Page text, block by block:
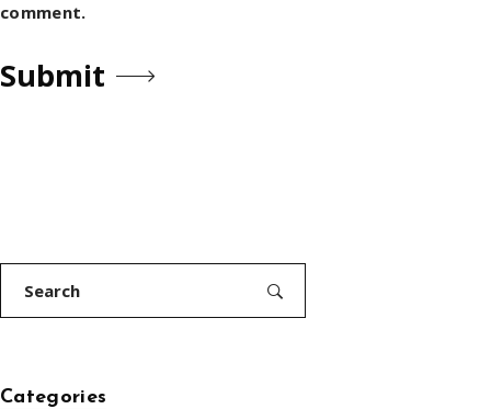
comment.
for:
Categories